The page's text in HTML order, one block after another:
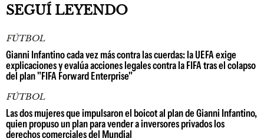
SEGUÍ LEYENDO
FÚTBOL
Gianni Infantino cada vez más contra las cuerdas: la UEFA exige
explicaciones y evalúa acciones legales contra la FIFA tras el colapso
del plan "FIFA Forward Enterprise"
FÚTBOL
Las dos mujeres que impulsaron el boicot al plan de Gianni Infantino,
quien propuso un plan para vender a inversores privados los
derechos comerciales del Mundial